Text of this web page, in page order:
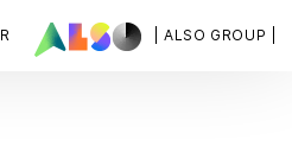
| ALSO GROUP |